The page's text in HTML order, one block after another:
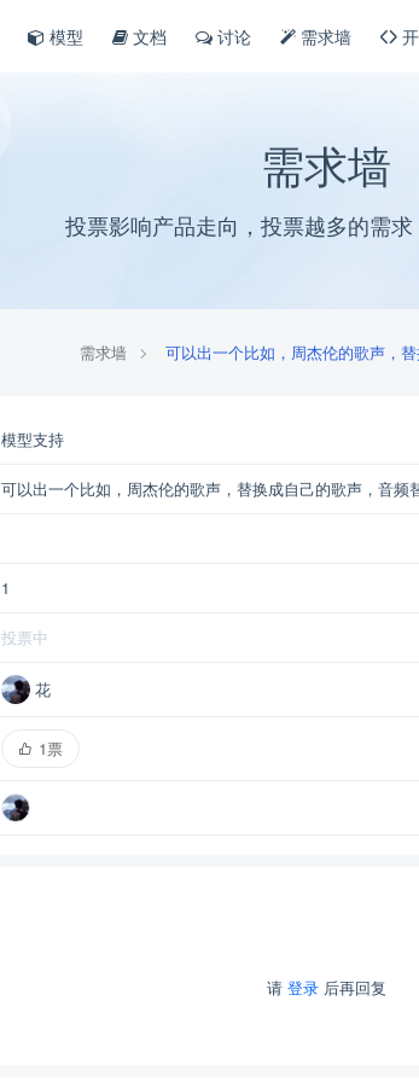
模型 文档 讨论 需求墙
需求墙
投票影响产品走向，投票越多的需
需求墙 可以出一个比如，周杰伦的歌声，
模型支持
可以出一个比如，周杰伦的歌声，替换成自己的歌声，音
1
投票中
花
1票
请 登录后再回复